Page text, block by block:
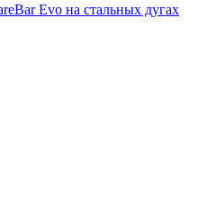
Evo на стальных дугах